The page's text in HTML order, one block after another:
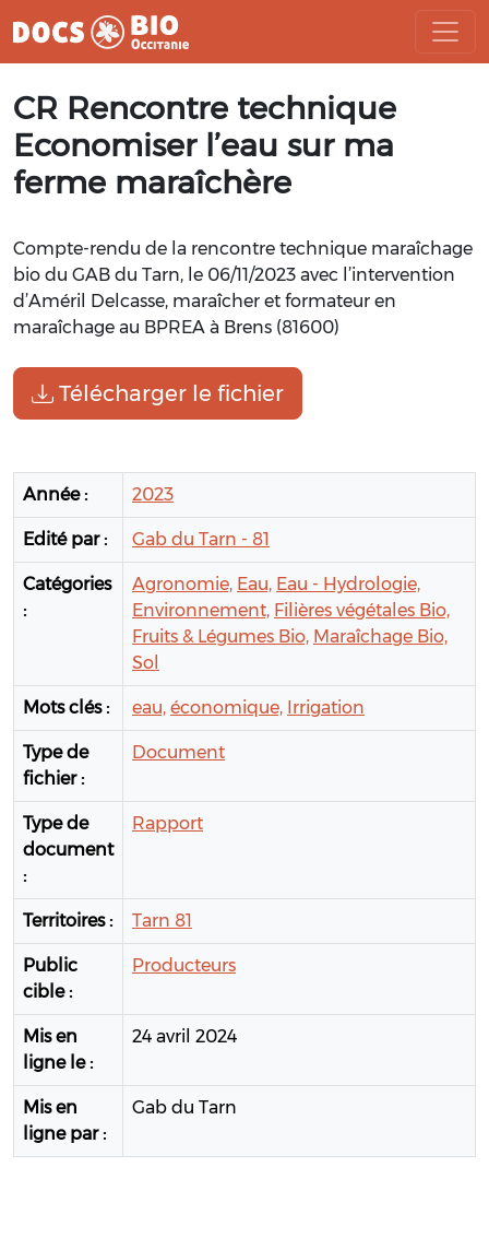
au
contenu
CR Rencontre technique
Economiser l’eau sur ma
ferme maraîchère
Compte-rendu de la rencontre technique maraîchage
bio du GAB du Tarn, le 06/11/2023 avec l’intervention
d’Améril Delcasse, maraîcher et formateur en
maraîchage au BPREA à Brens (81600)
Télécharger le fichier
Année : 2023
Edité par : Gab du Tarn - 81
Catégories
:
Agronomie, Eau, Eau - Hydrologie,
Environnement, Filières végétales Bio,
Fruits & Légumes Bio, Maraîchage Bio,
Sol
Mots clés : eau, économique, Irrigation
Type de
fichier :
Document
Type de
document
:
Rapport
Territoires : Tarn 81
Public
cible :
Producteurs
Mis en
ligne le :
24 avril 2024
Mis en
ligne par :
Gab du Tarn